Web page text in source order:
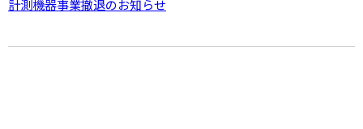
計測機器事業撤退のお知らせ